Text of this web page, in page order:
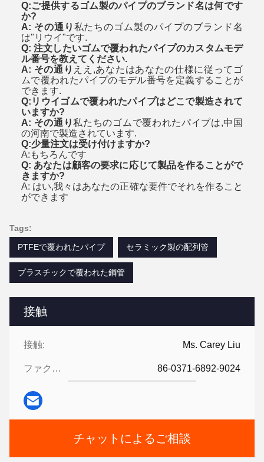
接触
接触: Ms. Carey Liu
ファクシミリ: 86-0371-6892-9024
チャットによるご相談
Q:ご提供するゴム製のパイプのブランド名は何です
か?
A: その通り 私たちのゴム製のパイプのブランド名
は"リウイ"です.
Q: 注文したいゴムで覆われたパイプのカスタムモデ
ル番号を教えてください.
A: その通り ええ,あなたはあなたの仕様に従ってゴ
ムで覆われたパイプのモデル番号を定義することが
できます.
Q:リウイゴムで覆われたパイプはどこで製造されて
いますか?
A: その通り私たちのゴムで覆われたパイプは,中国
の河南で製造されています.
Q:少量注文は受け付けますか?
A:もちろんです
Q: あなたは顧客の要求に応じて製品を作ることがで
きますか?
A: はい,我々はあなたの正確な要件でそれを作ること
ができます
Tags:
PTFEで覆われたパイプ
セラミック製の配列管
プラスチックで覆われた鋼管